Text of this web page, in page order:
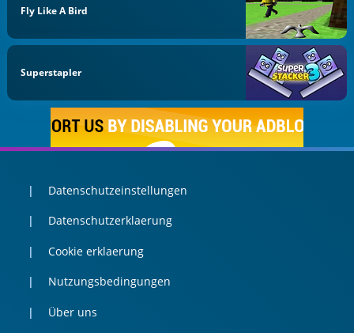
Fly Like A Bird
Superstapler
Datenschutzeinstellungen
Datenschutzerklaerung
Cookie erklaerung
Nutzungsbedingungen
Über uns